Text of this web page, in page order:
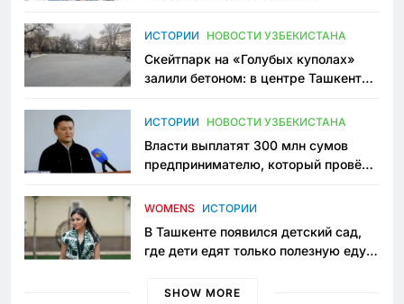
Узбекистане
ИСТОРИИ НОВОСТИ УЗБЕКИСТАНА
Скейтпарк на «Голубых куполах»
залили бетоном: в центре Ташкента
пространство
ИСТОРИИ НОВОСТИ УЗБЕКИСТАНА
Власти выплатят 300 млн сумов
предпринимателю, который провёл
приговору
WOMENS ИСТОРИИ
В Ташкенте появился детский сад,
где дети едят только полезную еду.
просить «кашу без сахара»
SHOW MORE